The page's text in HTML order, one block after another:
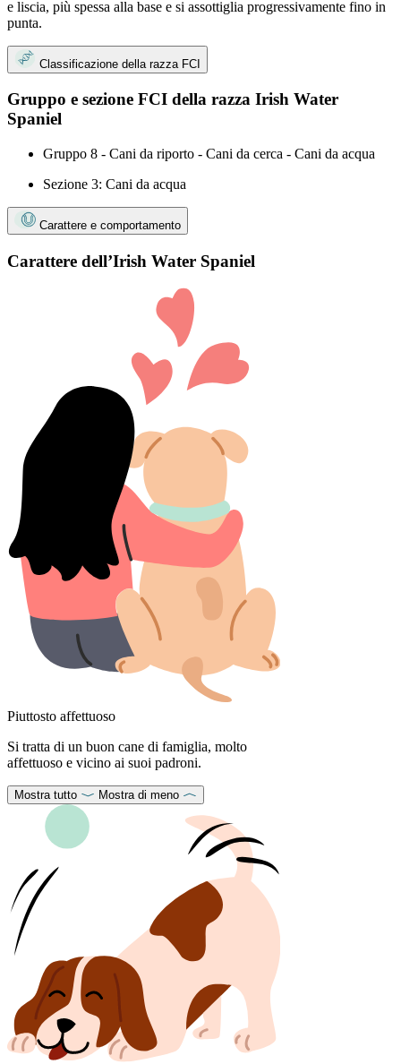
e liscia, più spessa alla base e si assottiglia progressivamente fino in
punta.
Classificazione della razza FCI
Gruppo e sezione FCI della razza Irish Water
Spaniel
Gruppo 8 - Cani da riporto - Cani da cerca - Cani da acqua
Sezione 3: Cani da acqua
Carattere e comportamento
Carattere dell’Irish Water Spaniel
Piuttosto affettuoso
Si tratta di un buon cane di famiglia, molto
affettuoso e vicino ai suoi padroni.
Mostra tutto Mostra di meno